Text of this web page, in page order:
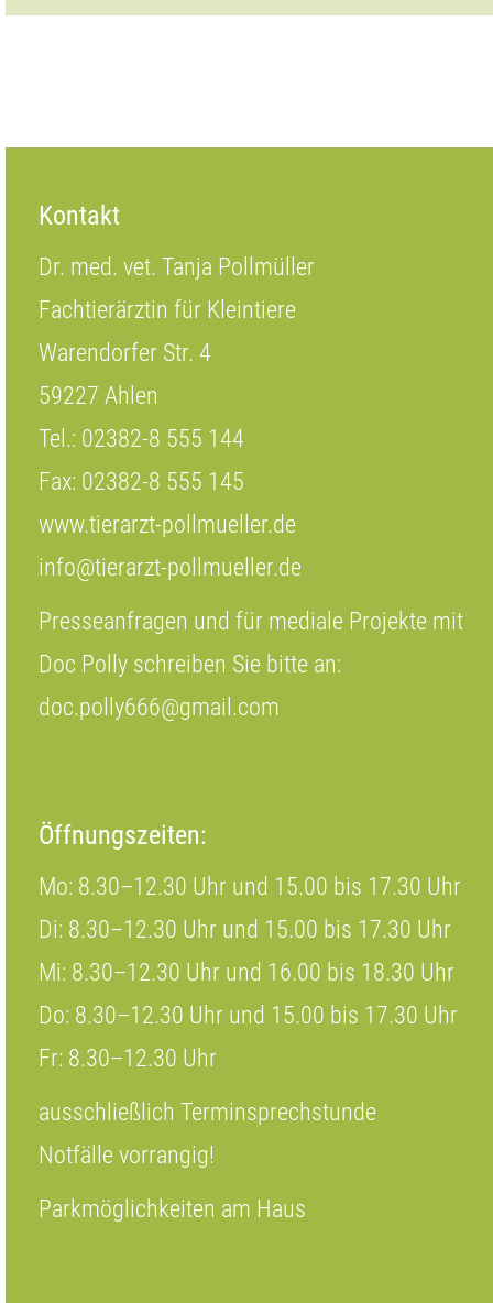
Kontakt
Dr. med. vet. Tanja Pollmüller
Fachtierärztin für Kleintiere
Warendorfer Str. 4
59227 Ahlen
Tel.: 02382-8 555 144
Fax: 02382-8 555 145
www.tierarzt-pollmueller.de
info@tierarzt-pollmueller.de
Presseanfragen und für mediale Projekte mit
Doc Polly schreiben Sie bitte an:
doc.polly666@gmail.com
Öffnungszeiten:
Mo: 8.30–12.30 Uhr und 15.00 bis 17.30 Uhr
Di: 8.30–12.30 Uhr und 15.00 bis 17.30 Uhr
Mi: 8.30–12.30 Uhr und 16.00 bis 18.30 Uhr
Do: 8.30–12.30 Uhr und 15.00 bis 17.30 Uhr
Fr: 8.30–12.30 Uhr
ausschließlich Terminsprechstunde
Notfälle vorrangig!
Parkmöglichkeiten am Haus